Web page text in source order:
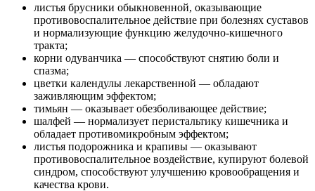
листья брусники обыкновенной, оказывающие
противовоспалительное действие при болезнях суставов
и нормализующие функцию желудочно-кишечного
тракта;
корни одуванчика — способствуют снятию боли и
спазма;
цветки календулы лекарственной — обладают
заживляющим эффектом;
тимьян — оказывает обезболивающее действие;
шалфей — нормализует перистальтику кишечника и
обладает противомикробным эффектом;
листья подорожника и крапивы — оказывают
противовоспалительное воздействие, купируют болевой
синдром, способствуют улучшению кровообращения и
качества крови.